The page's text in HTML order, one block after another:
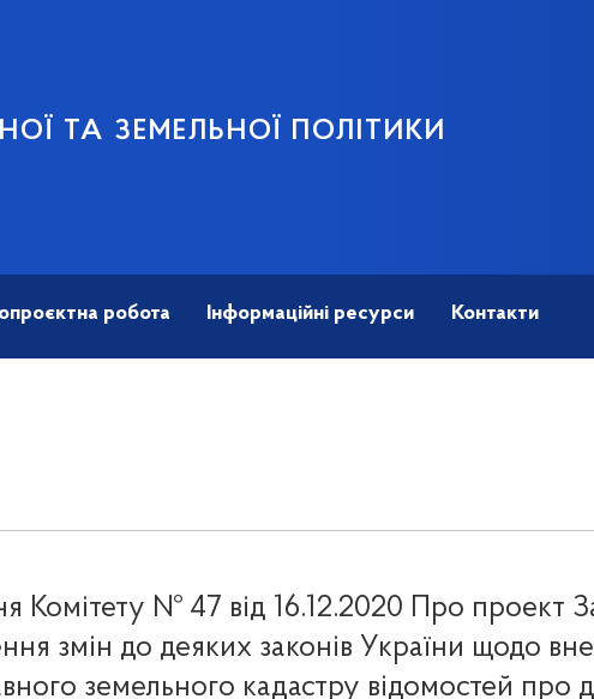
ТА ЗЕМЕЛЬНОЇ ПОЛІТИКИ
робота Інформаційні ресурси Контакти
Комітету № 47 від 16.12.2020 Про проект
змін до деяких законів України щодо
земельного кадастру відомостей про